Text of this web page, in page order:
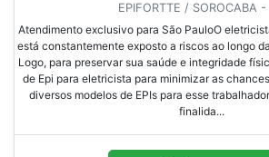
EPIFORTTE / SOROCABA -
Atendimento exclusivo para São PauloO
está constantemente exposto a riscos ao longo
Logo, para preservar sua saúde e integridade
de Epi para eletricista para minimizar as
diversos modelos de EPIs para esse
finalida...